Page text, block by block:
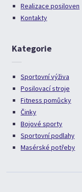
Realizace posiloven
Kontakty
Kategorie
Sportovní výživa
Posilovací stroje
Fitness pomůcky
Činky
Bojové sporty
Sportovní podlahy
Masérské potřeby